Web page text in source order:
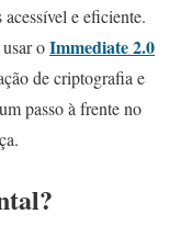
e eficiente.
oImmediate 2.0
de criptografia e
passo à frente no